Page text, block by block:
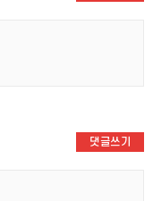
댓글쓰기